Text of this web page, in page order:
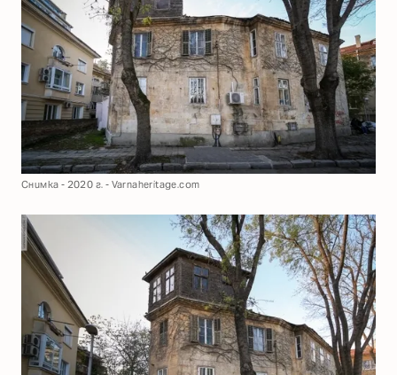
Снимка - 2020 г. - Varnaheritage.com